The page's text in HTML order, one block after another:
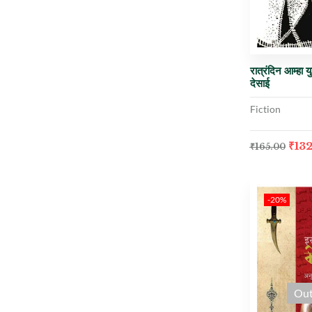
रात्रंदिन आम्हा
देसाई
Fiction
₹165.00 ₹
-20%